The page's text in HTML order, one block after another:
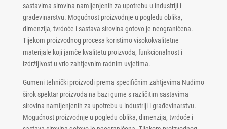
sastavima sirovina namijenjenih za upotrebu u industriji i
građevinarstvu. Mogućnost proizvodnje u pogledu oblika,
dimenzija, tvrdoće i sastava sirovina gotovo je neograničena.
Tijekom proizvodnog procesa koristimo visokokvalitetne
materijale koji jamče kvalitetu proizvoda, funkcionalnost i
izdržljivost u vrlo zahtjevnim radnim uvjetima.
Gumeni tehnički proizvodi prema specifičnim zahtjevima Nudimo
širok spektar proizvoda na bazi gume s različitim sastavima
sirovina namijenjenih za upotrebu u industriji i građevinarstvu.
Mogućnost proizvodnje u pogledu oblika, dimenzija, tvrdoće i